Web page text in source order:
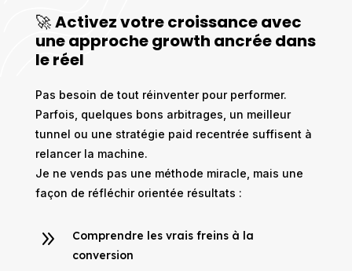
🚀Activez votre croissance avec
une approche growth ancrée dans
le réel
Pas besoin de tout réinventer pour performer.
Parfois, quelques bons arbitrages, un meilleur
tunnel ou une stratégie paid recentrée suffisent à
relancer la machine.
Je ne vends pas une méthode miracle, mais une
façon de réfléchir orientée résultats :
9
Comprendre les vrais freins à la
conversion